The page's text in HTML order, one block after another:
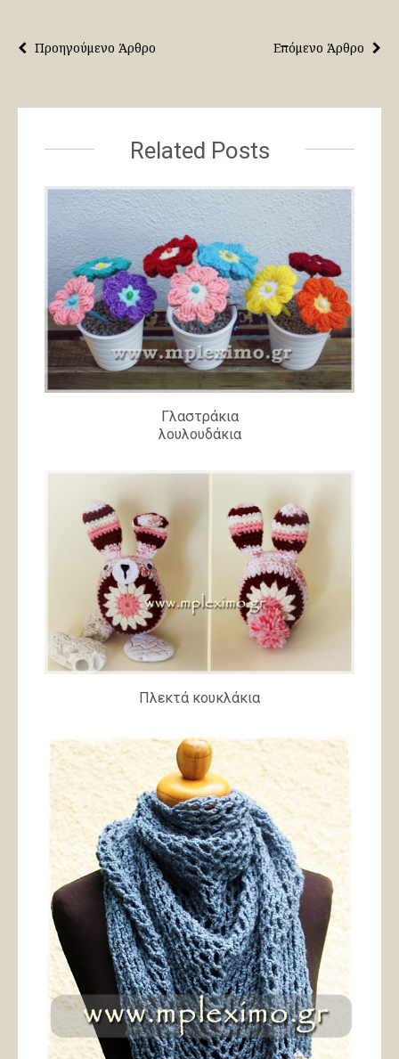
Επόμενο Άρθρο
Προηγούμενο Άρθρο
Related Posts
Γλαστράκια
λουλουδάκια
Πλεκτά κουκλάκια